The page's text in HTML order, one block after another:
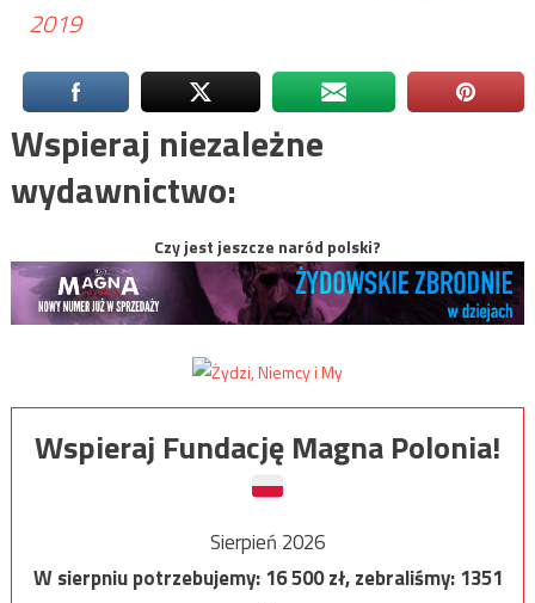
2019
Wspieraj niezależne
wydawnictwo:
Czy jest jeszcze naród polski?
Wspieraj Fundację Magna Polonia!
Sierpień 2026
W sierpniu potrzebujemy:16 500zł, zebraliśmy:1351